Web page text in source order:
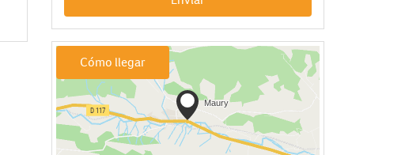
Cómo llegar